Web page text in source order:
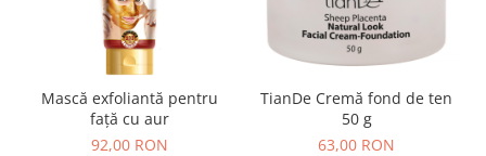
Mască exfoliantă pentru
față cu aur
92,00 RON
TianDe Cremă fond de ten
50 g
63,00 RON